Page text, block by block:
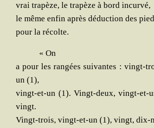
vrai tra­pèze, le tra­pèze à bord incurvé,
le même enfin après déduc­tion des
pour la récolte.
« On
a pour les ran­gées sui­vantes : vingt-
un (1),
vingt-et-un (1). Vingt-deux, vingt-et-
vingt.
Vingt-trois, vingt-et-un (1), vingt, dix-